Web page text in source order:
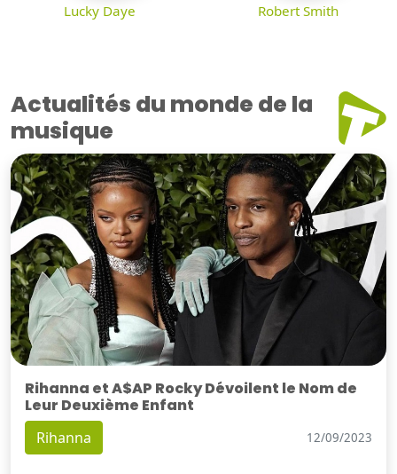
Lucky Daye Robert Smith
Actualités du monde de la
musique
Rihanna et A$AP Rocky Dévoilent le Nom de
Leur Deuxième Enfant
Rihanna 12/09/2023